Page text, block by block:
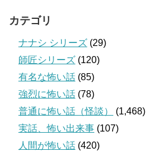
カテゴリ
ナナシ シリーズ (29)
師匠シリーズ (120)
有名な怖い話 (85)
強烈に怖い話 (78)
普通に怖い話（怪談）
(1,468)
実話、怖い出来事 (107)
人間が怖い話 (420)